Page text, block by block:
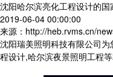
沈阳哈尔滨亮化工程设计的国
2019-06-04 00:00:00
来源：http://heb.rvms.cn/
沈阳瑞美照明科技有限公司为
程设计,哈尔滨夜景照明工程